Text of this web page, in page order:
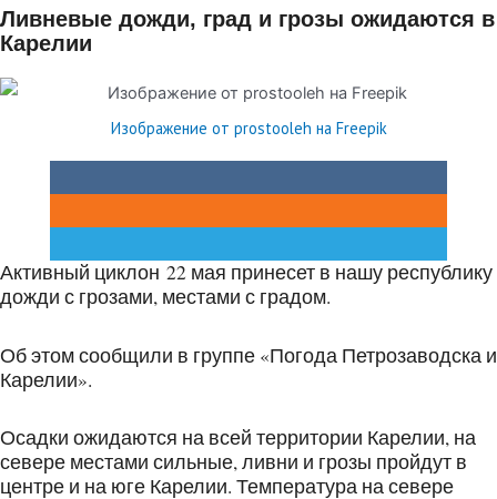
Ливневые дожди, град и грозы ожидаются в
Карелии
Изображение от prostooleh на Freepik
Активный циклон 22 мая принесет в нашу республику
дожди с грозами, местами с градом.
Об этом сообщили в группе «Погода Петрозаводска и
Карелии».
Осадки ожидаются на всей территории Карелии, на
севере местами сильные, ливни и грозы пройдут в
центре и на юге Карелии. Температура на севере